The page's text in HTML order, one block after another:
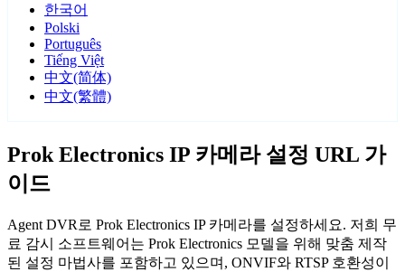
한국어
Polski
Português
Tiếng Việt
中文(简体)
中文(繁體)
Prok Electronics IP 카메라 설정 URL 가
이드
Agent DVR로 Prok Electronics IP 카메라를 설정하세요. 저희 무
료 감시 소프트웨어는 Prok Electronics 모델을 위해 맞춤 제작
된 설정 마법사를 포함하고 있으며, ONVIF와 RTSP 호환성이